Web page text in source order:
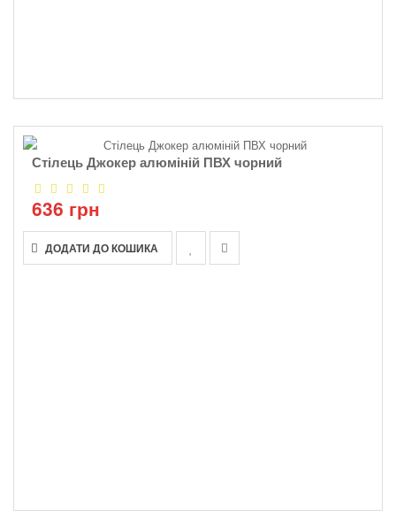
Стілець Джокер алюміній ПВХ чорний
636 грн
ДОДАТИ ДО КОШИКА